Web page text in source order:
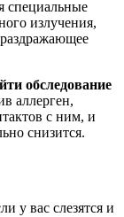
специальные
излучения,
обследование
аллерген,
с ним, и
снизится.
у вас слезятся и